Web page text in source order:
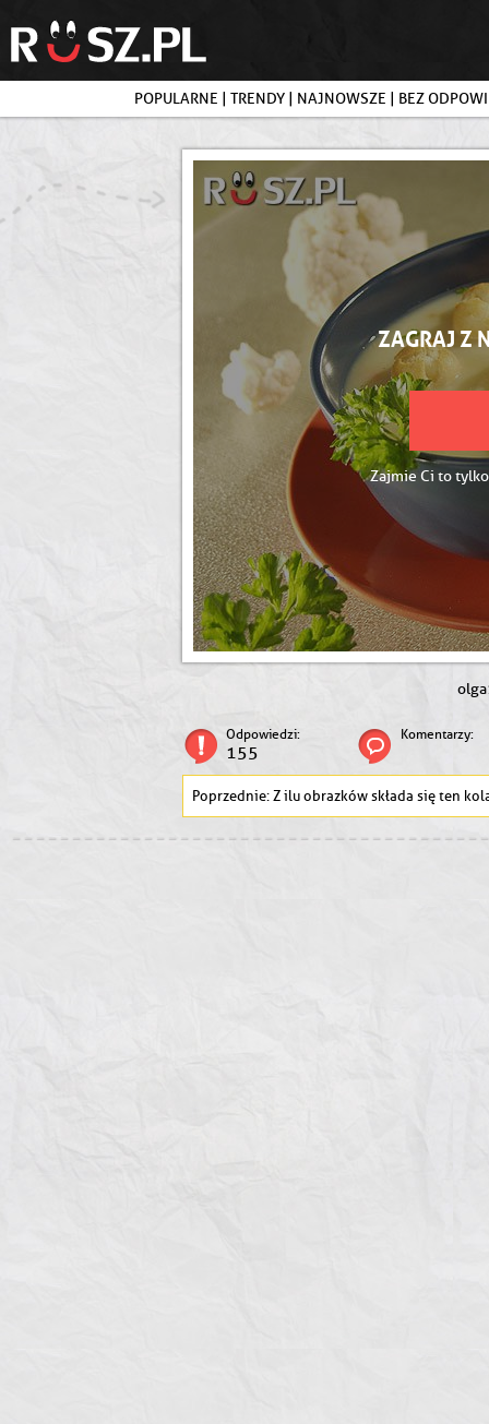
POPULARNE | TRENDY | NAJNOWSZE | BEZ
ZAGRAJ Z
Zajmie Ci to
Odpowiedzi:
155
Komentarzy:
Z ilu obrazków składa się ten